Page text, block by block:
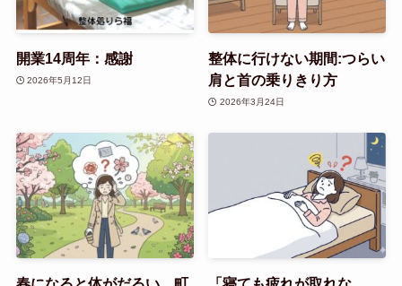
開業14周年：感謝
2026年5月12日
整体に行けない期間:つらい
肩と首の乗りきり方
2026年3月24日